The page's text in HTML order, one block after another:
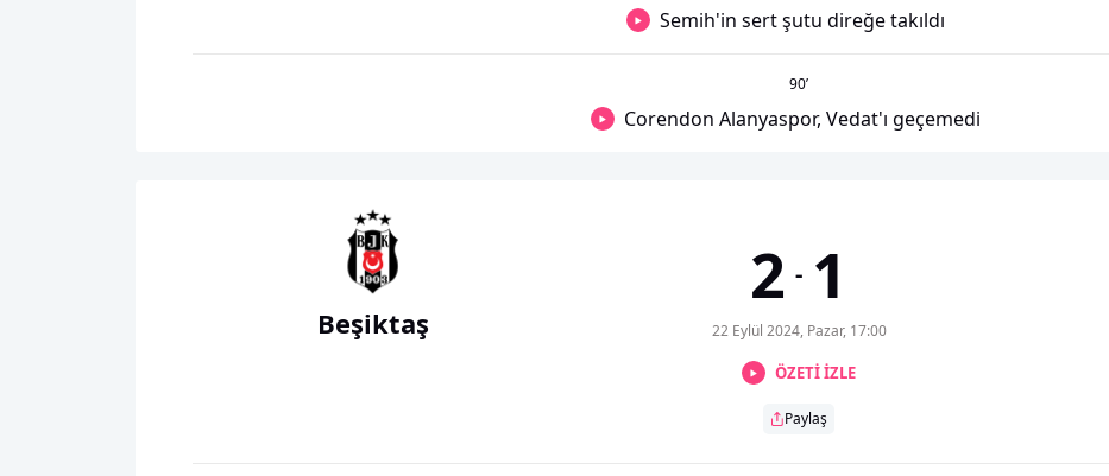
Semih'in sert şutu direğe takıldı
90’
Corendon Alanyaspor, Vedat'ı geçemedi
Beşiktaş
2 - 1
22 Eylül 2024, Pazar, 17:00
ÖZETİ İZLE
Paylaş